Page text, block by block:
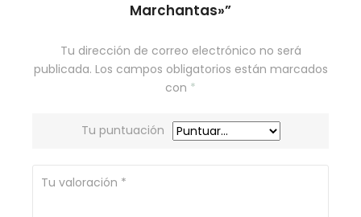
Marchantas»”
Tu dirección de correo electrónico no será
publicada. Los campos obligatorios están marcados
con *
Tu puntuación